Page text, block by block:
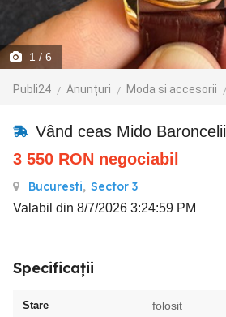
1 / 6
Publi24 Anunțuri Moda si accesorii
Vând ceas Mido Baroncelii
3 550 RON negociabil
Bucuresti, Sector 3
Valabil din 8/7/2026 3:24:59 PM
Specificații
Stare folosit